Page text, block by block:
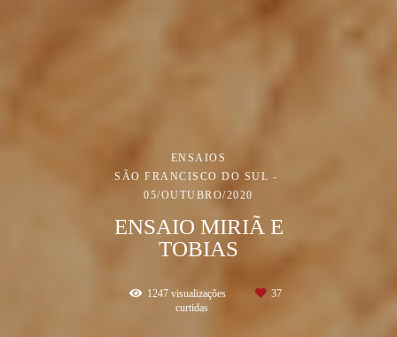
ENSAIOS
SÃO FRANCISCO DO SUL
05/OUTUBRO/2020
ENSAIO MIRIÃ E
TOBIAS
1247visualizações
37
curtidas